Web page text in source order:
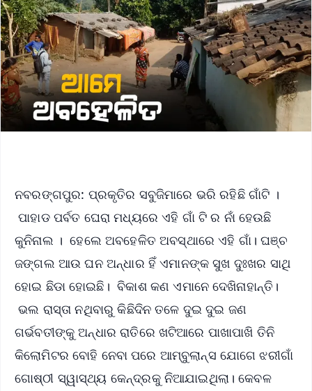
ନବରଙ୍ଗପୁର: ପ୍ରକୃତିର ସବୁଜିମାରେ ଭରି ରହିଛି ଗାଁଟି ।
ପାହାଡ ପର୍ବତ ଘେରା ମଧ୍ୟରେ ଏହି ଗାଁ ଟି ର ନାଁ ହେଉଛି
କୁନିନାଲ । ହେଲେ ଅବହେଳିତ ଅବସ୍ଥାରେ ଏହି ଗାଁ। ଘଞ୍ଚ
ଜଙ୍ଗଲ ଆଉ ଘନ ଅନ୍ଧାର ହିଁ ଏମାନଙ୍କ ସୁଖ ଦୁଃଖର ସାଥି
ହୋଇ ଛିଡା ହୋଇଛି। ବିକାଶ କଣ ଏମାନେ ଦେଖିନାହାନ୍ତି।
ଭଲ ରାସ୍ତା ନଥିବାରୁ କିଛିଦିନ ତଳେ ଦୁଇ ଦୁଇ ଜଣ
ଗର୍ଭବତୀଙ୍କୁ ଅନ୍ଧାର ରାତିରେ ଖଟିଆରେ ପାଖାପାଖି ତିନି
କିଲୋମିଟର ବୋହି ନେବା ପରେ ଆମ୍ବୁଲାନ୍ସ ଯୋଗେ ଝରୀଗାଁ
ଗୋଷ୍ଠୀ ସ୍ୱାସ୍ଥ୍ୟ କେନ୍ଦ୍ରକୁ ନିଆଯାଇଥିଲା। କେବଳ